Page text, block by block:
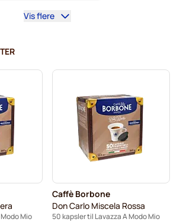
A Modo Mio
A Modo Mio
til Lavazza A Modo Mio
A Modo Mio
Modo Mio
Vis flere
Mio
Caffè Borbone
Don Carlo Miscela Rossa
50 kapsler til Lavazza A Modo Mio